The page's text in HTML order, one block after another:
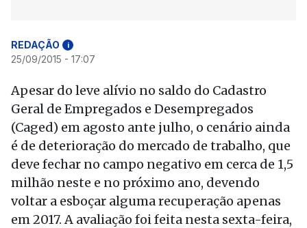
REDAÇÃO i
25/09/2015 - 17:07
Apesar do leve alívio no saldo do Cadastro
Geral de Empregados e Desempregados
(Caged) em agosto ante julho, o cenário ainda
é de deterioração do mercado de trabalho, que
deve fechar no campo negativo em cerca de 1,5
milhão neste e no próximo ano, devendo
voltar a esboçar alguma recuperação apenas
em 2017. A avaliação foi feita nesta sexta-feira,